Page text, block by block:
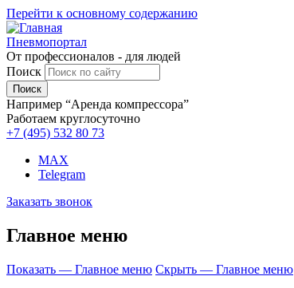
Перейти к основному содержанию
Пневмопортал
От профессионалов - для людей
Поиск
Например “Аренда компрессора”
Работаем круглосуточно
+7 (495) 532 80 73
MAX
Telegram
Заказать звонок
Главное меню
Показать — Главное меню Скрыть — Главное меню